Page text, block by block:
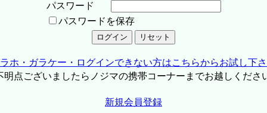
パスワード
パスワードを保存
ホ・ガラケー・ログインできない方はこちらからお試し下
点ございましたらノジマの携帯コーナーまでお越しくださ
新規会員登録